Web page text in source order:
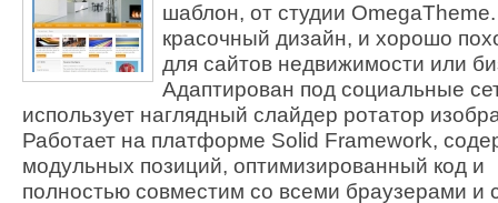
шаблон, от студии
красочный дизайн, и хорошо
для сайтов недвижимости или
Адаптирован под социальные
использует наглядный слайдер ротатор
Работает на платформе Solid Framework,
модульных позиций, оптимизированный код и
полностью совместим со всеми браузерами и